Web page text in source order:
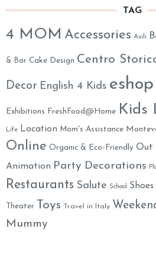
TAG
4 MOM Accessories Asili
& Bar Cake Design Centro
Decor English 4 Kids eshop
Exhibitions FreshFood@Home Kids
Life Location Mom's Assistance
Online Organic & Eco-Friendly Out
Animation Party Decorations
Restaurants Salute School Shoes
Theater Toys Travel in Italy
Mummy